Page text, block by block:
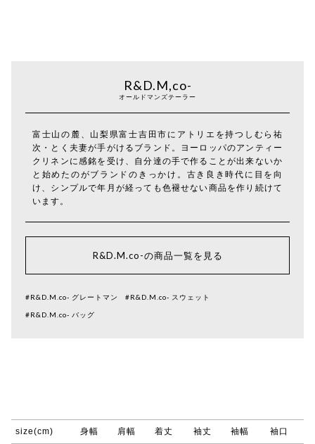
R&D.M,co-
オールドマンズテーラー
富士山の麓、山梨県富士吉田市にアトリエを持つしむら祐
次・とく夫妻が手がけるブランド。ヨーロッパのアンティー
クリネンに感銘を受け、自分達の手で作ることが出来ないか
と始めたのがブランドのきっかけ。古き良き時代に目を向
け、シンプルで年月が経っても色褪せない商品を作り続けて
います。
R&D.M.co-の商品一覧を見る
#R&D.M.co- グレートマン #R&D.M.co- スウェット
#R&D.M.co- バッグ
size(cm) 身幅 肩幅 着丈 袖丈 袖幅 袖口